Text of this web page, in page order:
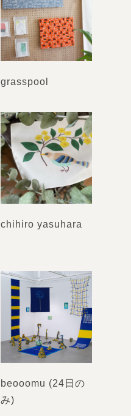
grasspool
chihiro yasuhara
beooomu (24日の
み)